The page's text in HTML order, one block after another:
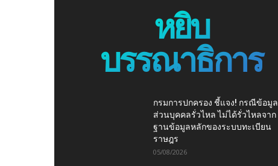
หยิบ
บรรณาธิการ
กรมการปกครอง ชี้แจง! กรณีข้อมูล
ส่วนบุคคลรั่วไหล ไม่ได้รั่วไหลจาก
ฐานข้อมูลหลักของระบบทะเบียน
ราษฎร
05/08/2026